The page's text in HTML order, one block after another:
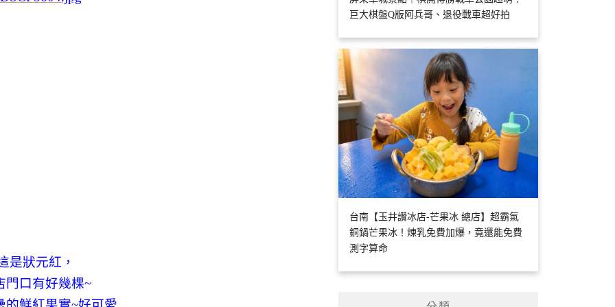
是狀元紅，
門口有好幾棵~
巨大棋盤Q版阿兵哥、退役戰車超好拍
台南【玉井讚冰店-芒果冰 總店】超霸氣
銅鍋芒果冰！煉乳免費加爆，竟還能免費
測字算命